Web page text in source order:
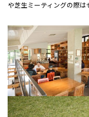
や芝生ミーティングの際は